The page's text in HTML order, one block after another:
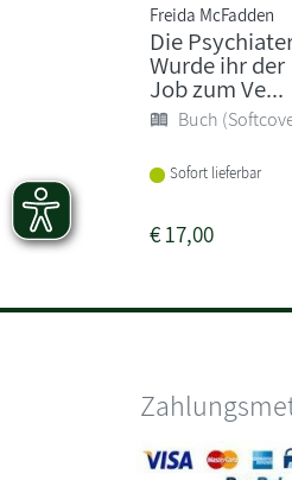
Freida McFadden
Die
Wurde ihr der
Job zum Ve...
Buch
Sofort lieferbar
€17,00